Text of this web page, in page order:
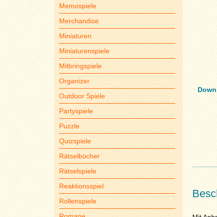
Memospiele
Merchandise
Miniaturen
Miniaturenspiele
Mitbringspiele
Organizer
Outdoor Spiele
Partyspiele
Puzzle
Quizspiele
Rätselbücher
Rätselspiele
Reaktionsspiel
Rollenspiele